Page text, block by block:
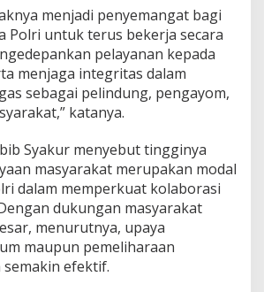
menjadi penyemangat bagi
Polri untuk terus bekerja secara
pelayanan kepada
menjaga integritas dalam
sebagai pelindung, pengayom,
katanya.
Syakur menyebut tingginya
masyarakat merupakan modal
dalam memperkuat kolaborasi
dukungan masyarakat
menurutnya, upaya
maupun pemeliharaan
efektif.